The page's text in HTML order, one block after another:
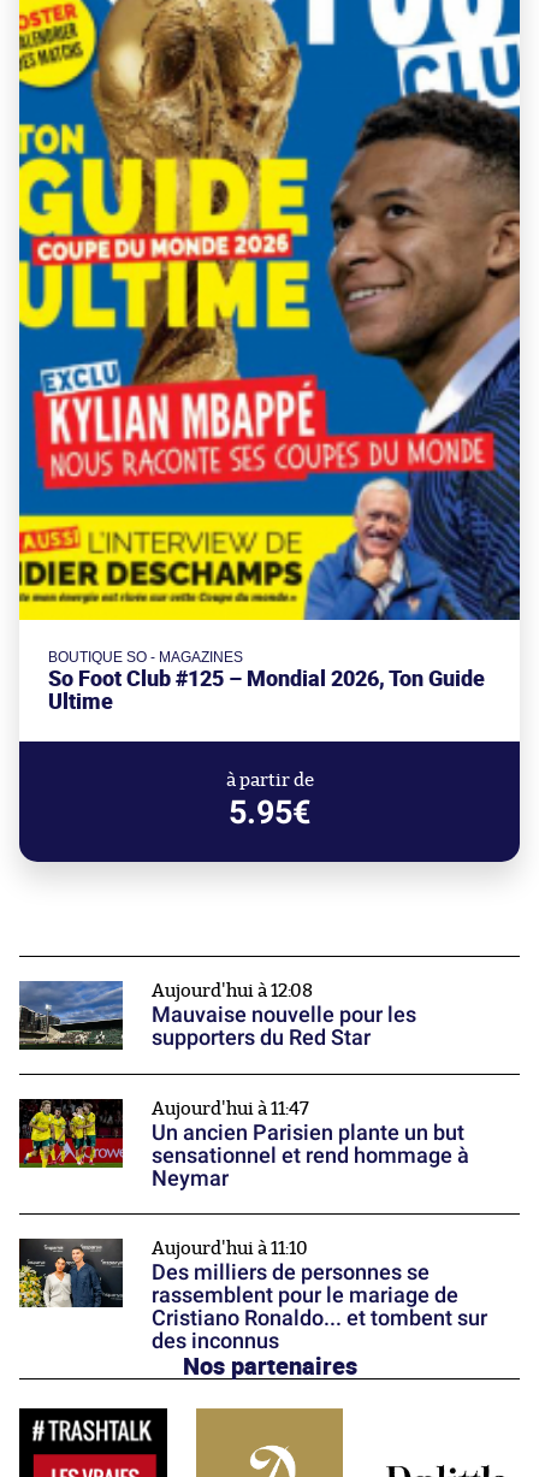
BOUTIQUE SO - MAGAZINES
So Foot Club #125 – Mondial 2026, Ton Guide
Ultime
à partir de
5.95€
Aujourd'hui à 12:08
Mauvaise nouvelle pour les
supporters du Red Star
Aujourd'hui à 11:47
Un ancien Parisien plante un but
sensationnel et rend hommage à
Neymar
Aujourd'hui à 11:10
Des milliers de personnes se
rassemblent pour le mariage de
Cristiano Ronaldo... et tombent sur
des inconnus
Nos partenaires